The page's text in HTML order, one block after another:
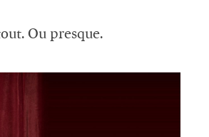
Ou presque.